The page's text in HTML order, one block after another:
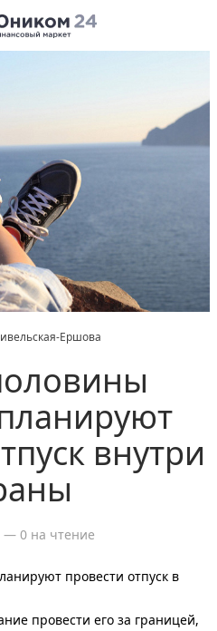
Ершова
внутри
— 0 на чтение
провести отпуск в
провести его за границей,